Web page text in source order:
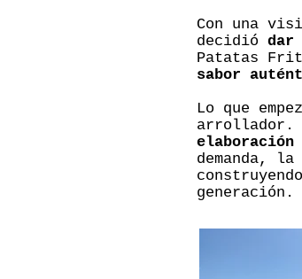
Con una
decidió dar
Patatas
sabor
Lo que
arrollador.
elaboración
demanda,
generación.